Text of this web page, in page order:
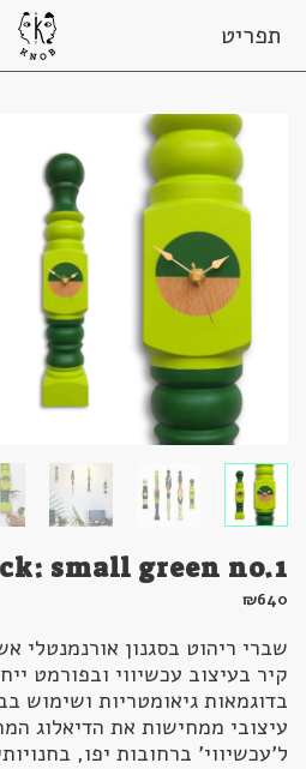
תפריט
small green no.1
₪640
שברי ריהוט בסגנון אורנמנטלי
קיר בעיצוב עכשיווי ובפורמט
בדוגמאות גיאומטריות ושימוש
עיצובי ממחישות את הדיאלוג
ל'עכשיווי' ברחובות יפו,